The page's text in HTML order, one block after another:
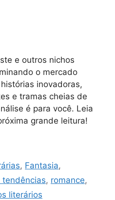
e outros nichos
o mercado
inovadoras,
e tramas cheias de
é para você. Leia
grande leitura!
, Fantasia,
tendências, romance,
literários